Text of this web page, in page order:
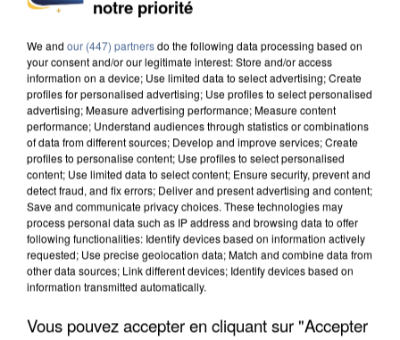
UN SECOND CADRE DE LA DZ MAFIA
INTERPELLÉ EN ALGÉRIE
notre priorité
We and our (447) partnersdo the following data processing based on
your consent and/or our legitimate interest: Store and/or access
information on a device; Use limited data to select advertising; Create
profiles for personalised advertising; Use profiles to select personalised
advertising; Measure advertising performance; Measure content
performance; Understand audiences through statistics or combinations
of data from different sources; Develop and improve services; Create
profiles to personalise content; Use profiles to select personalised
content; Use limited data to select content; Ensure security, prevent and
detect fraud, and fix errors; Deliver and present advertising and content;
Save and communicate privacy choices. These technologies may
process personal data such as IP address and browsing data to offer
following functionalities: Identify devices based on information actively
requested; Use precise geolocation data; Match and combine data from
other data sources; Link different devices; Identify devices based on
information transmitted automatically.
Vous pouvez accepter en cliquant sur "Accepter